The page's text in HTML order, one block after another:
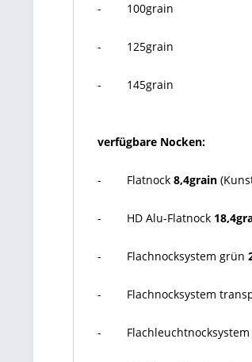
- 100grain
- 125grain
- 145grain
verfügbare Nocken:
- Flatnock 8,4grain
- HD Alu-Flatnock
- Flachnocksystem grün
- Flachnocksystem
- Flachleuchtnocksystem